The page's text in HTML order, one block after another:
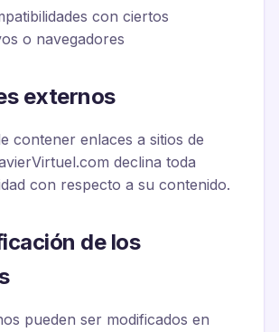
con ciertos
o navegadores
externos
contener enlaces a sitios de
declina toda
con respecto a su contenido.
de los
pueden ser modificados en